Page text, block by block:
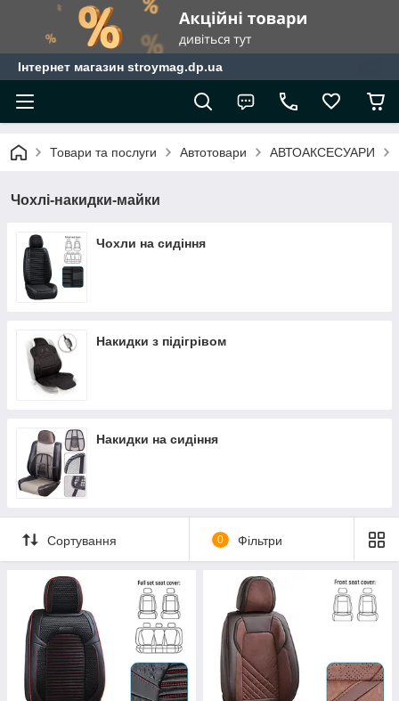
Інтернет магазин stroymag.dp.ua
Товари та послуги Автотовари АВТОАКСЕСУАРИ
Чохлі-накидки-майки
Чохли на сидіння
Накидки з підігрівом
Накидки на сидіння
Сортування 0 Фільтри